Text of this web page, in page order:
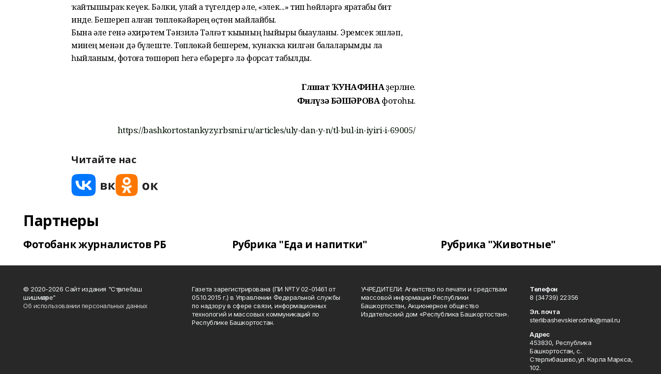
ҡайтышыраҡ кеүек. Бәлки, улай ҙа түгелдер әле, «элек...» тип һөйләргә яратабыҙ бит
инде. Бешереп алған төплөкәйҙәрҙең өҫтөн майлайбыҙ.
Бына әле генә әхирәтем Тәнзилә Тәлғәт ҡыҙының һыйыры быҙауланы. Эремсек эшләп,
минең менән дә бүлеште. Төплөкәй бешерҙем, ҡунаҡҡа килгән балаларымды ла
һыйланым, фотоға төшөрөп һеҙгә ебәрергә лә форсат табылды.
Гөлшат ҠУНАФИНАәҙерләне.
Филүзә БӘШӘРОВАфотоһы.
https://bashkortostankyzy.rbsmi.ru/articles/uly-dan-y-n/tl-bul-in-iyiri-i-69005/
Читайте нас
Партнеры
Фотобанк журналистов РБ Рубрика "Еда и напитки" Рубрика "Животные"
© 2020-2026 Сайт издания "Стәрлебаш
шишмәләре"
Об использовании персональных данных
Газета зарегистрирована (ПИ №ТУ 02-01461 от
05.10.2015 г.) в Управлении Федеральной службы
по надзору в сфере связи, информационных
технологий и массовых коммуникаций по
Республике Башкортостан.
УЧРЕДИТЕЛИ: Агентство по печати и средствам
массовой информации Республики
Башкортостан, Акционерное общество
Издательский дом «Республика Башкортостан».
Телефон
8 (34739) 22356
Эл. почта
sterlibashevskierodniki@mail.ru
Адрес
453830, Республика
Башкортостан, c.
Стерлибашево,ул. Карла Маркса,
102.